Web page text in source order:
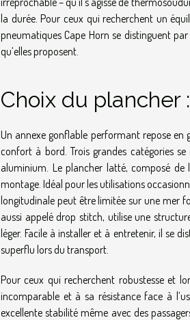
la durée. Pour ceux qui recherchent un
pneumatiques Cape Horn se distinguent
qu’elles proposent.
Choix du
Un annexe gonflable performant repose en
confort à bord. Trois grandes catégories
aluminium. Le plancher latté, composé de
montage. Idéal pour les utilisations
longitudinale peut être limitée sur une mer
aussi appelé drop stitch, utilise une
léger. Facile à installer et à entretenir, il se
superflu lors du transport.
Pour ceux qui recherchent robustesse et
incomparable et à sa résistance face à
excellente stabilité même avec des